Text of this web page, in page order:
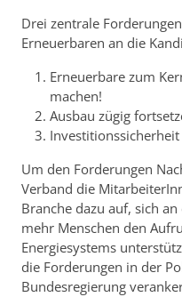
Drei zentrale
Erneuerbaren an die
Erneuerbare zum
machen!
Ausbau zügig
Um den Forderungen
Verband die
Branche dazu auf, sich
mehr Menschen den
Energiesystems
die Forderungen in der
Bundesregierung